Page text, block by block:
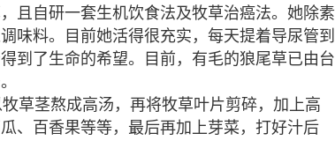
且自研一套生机饮食法及牧草治癌法。她除素
味料。目前她活得很充实，每天提着导尿管到
到了生命的希望。目前，有毛的狼尾草已由台
草茎熬成高汤，再将牧草叶片剪碎，加上高
、百香果等等，最后再加上芽菜，打好汁后